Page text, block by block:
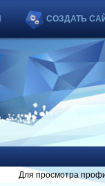
СОЗДАТЬ
Для просмотра